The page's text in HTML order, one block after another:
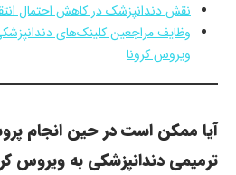
نقش دندانپزشک در کاهش احتمال
وظایف مراجعین کلینک‌های
ویروس کرونا
آیا ممکن است در حین انجام
ترمیمی دندانپزشکی به ویروس